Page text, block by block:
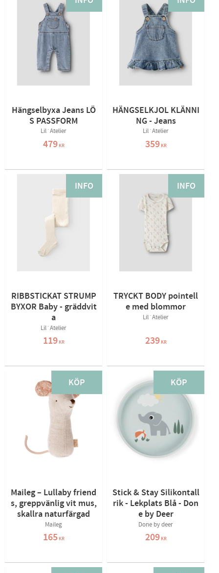
Hängselbyxa Jeans LÖ
S PASSFORM
Lil´Atelier
479KR
HÄNGSELKJOL KLÄNNI
NG - Jeans
Lil´Atelier
359KR
RIBBSTICKAT STRUMP
BYXOR Baby - gräddvit
a
Lil´Atelier
119KR
INFO
TRYCKT BODY pointell
e med blommor
Lil´Atelier
239KR
INFO
Maileg – Lullaby friend
s, greppvänlig vit mus,
skallra naturfärgad
Maileg
165KR
KÖP
Stick & Stay Silikontall
rik - Lekplats Blå - Don
e by Deer
Done by deer
209KR
KÖP